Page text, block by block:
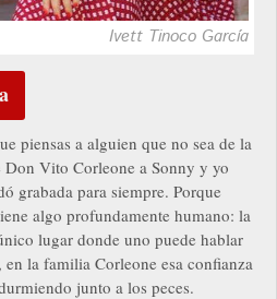
Ivett Tinoco García
piensas a alguien que no sea de la
Don Vito Corleone a Sonny y yo
grabada para siempre. Porque
algo profundamente humano: la
lugar donde uno puede hablar
la familia Corleone esa confianza
junto a los peces.